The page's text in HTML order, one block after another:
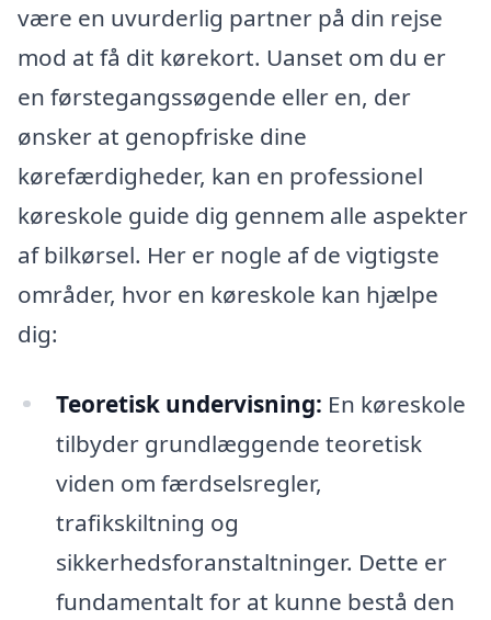
være en uvurderlig partner på din rejse
mod at få dit kørekort. Uanset om du er
en førstegangssøgende eller en, der
ønsker at genopfriske dine
kørefærdigheder, kan en professionel
køreskole guide dig gennem alle aspekter
af bilkørsel. Her er nogle af de vigtigste
områder, hvor en køreskole kan hjælpe
dig:
Teoretisk undervisning: En køreskole
tilbyder grundlæggende teoretisk
viden om færdselsregler,
trafikskiltning og
sikkerhedsforanstaltninger. Dette er
fundamentalt for at kunne bestå den